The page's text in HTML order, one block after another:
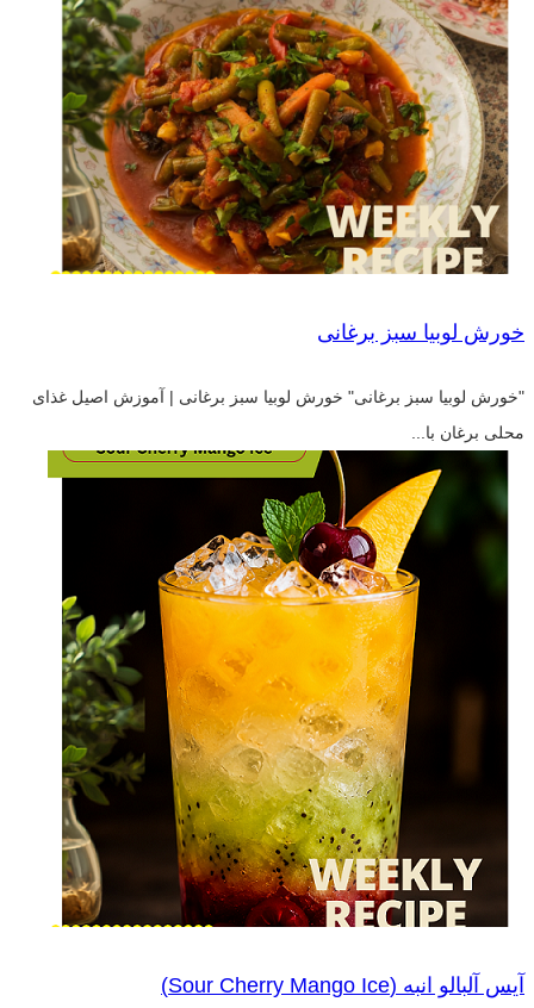
خورش لوبیا سبز برغانی
"خورش لوبیا سبز برغانی" خورش لوبیا سبز برغانی | آموزش اصیل غذای
محلی برغان با...
آیس آلبالو انبه (Sour Cherry Mango Ice)